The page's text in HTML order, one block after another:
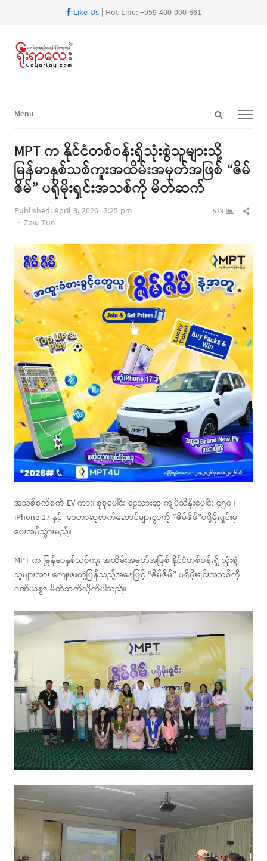
Like Us| Hot Line: +959 400 000 661
Open
Menu
Menu
MPT က နိုင်ငံတစ်ဝန်းရှိသုံးစွဲသူများသို့
မြန်မာနှစ်သစ်ကူးအထိမ်းအမှတ်အဖြစ် “ဇိမ်
ဇိမ်” ပရိုမိုးရှင်းအသစ်ကို မိတ်ဆက်
Published:April 3, 2026 3:25 pm
Author
Zaw Tun
539
အသစ်စက်စက် EV ကား၊ စုစုပေါင်း ငွေသားဆု ကျပ်သိန်းပေါင်း ၄၅၀ ၊
iPhone 17 နှင့် ဒေတာဆုလက်ဆောင်များစွာကို “ဇိမ်ဇိမ်”ပရိုမိုးရှင်းမှ
ပေးအပ်သွားမည်။
MPT က မြန်မာနှစ်သစ်ကူး အထိမ်းအမှတ်အဖြစ် နိုင်ငံတစ်ဝန်းရှိ သုံးစွဲ
သူများအား ကျေးဇူးတုံ့ပြန်သည့်အနေဖြင့် “ဇိမ်ဇိမ်” ပရိုမိုးရှင်းအသစ်ကို
ဂုဏ်ယူစွာ မိတ်ဆက်လိုက်ပါသည်။